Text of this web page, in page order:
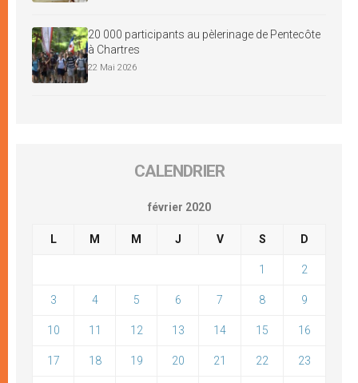
20 000 participants au pèlerinage de Pentecôte
à Chartres
22 Mai 2026
CALENDRIER
février 2020
L M M J V S D
1 2
3 4 5 6 7 8 9
10 11 12 13 14 15 16
17 18 19 20 21 22 23